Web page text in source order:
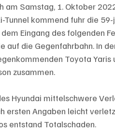
am Samstag, 1. Oktober
Tunnel kommend fuhr die
dem Eingang des folgenden
auf die Gegenfahrbahn. In
Toyota
zusammen.
Hyundai mittelschwere
ersten Angaben leicht
entstand Totalschaden.